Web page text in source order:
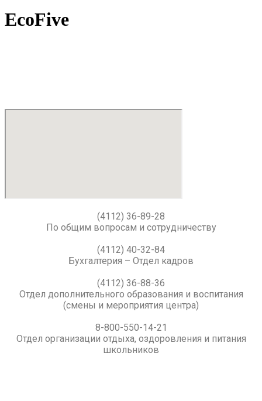
EcoFive
(4112) 36-89-28
По общим вопросам и сотрудничеству
(4112) 40-32-84
Бухгалтерия – Отдел кадров
(4112) 36-88-36
Отдел дополнительного образования и воспитания
(смены и мероприятия центра)
8-800-550-14-21
Отдел организации отдыха, оздоровления и питания
школьников